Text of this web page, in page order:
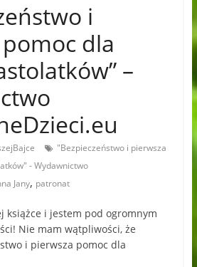
i
dla
–
"Bezpieczeństwo i pierwsza
- Wydawnictwo
Jany, patronat
książce i jestem pod ogromnym
Nie mam wątpliwości, że
i pierwsza pomoc dla